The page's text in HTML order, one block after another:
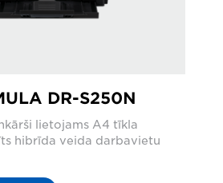
DR-S250N
lietojams A4 tīkla
hibrīda veida darbavietu